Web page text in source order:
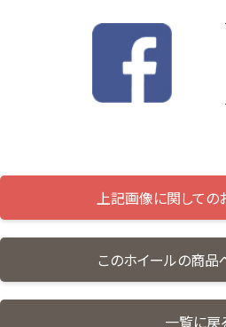
上記画像に関しての
このホイールの商品
一覧に戻